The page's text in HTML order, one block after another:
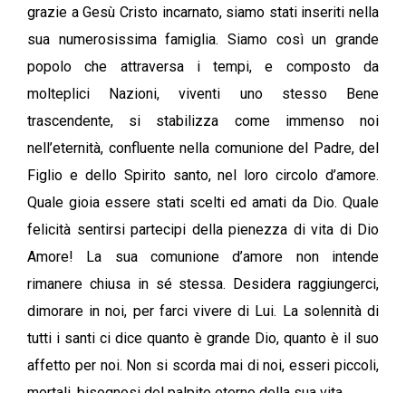
grazie a Gesù Cristo incarnato, siamo stati inseriti nella
sua numerosissima famiglia. Siamo così un grande
popolo che attraversa i tempi, e composto da
molteplici Nazioni, viventi uno stesso Bene
trascendente, si stabilizza come immenso noi
nell’eternità, confluente nella comunione del Padre, del
Figlio e dello Spirito santo, nel loro circolo d’amore.
Quale gioia essere stati scelti ed amati da Dio. Quale
felicità sentirsi partecipi della pienezza di vita di Dio
Amore! La sua comunione d’amore non intende
rimanere chiusa in sé stessa. Desidera raggiungerci,
dimorare in noi, per farci vivere di Lui. La solennità di
tutti i santi ci dice quanto è grande Dio, quanto è il suo
affetto per noi. Non si scorda mai di noi, esseri piccoli,